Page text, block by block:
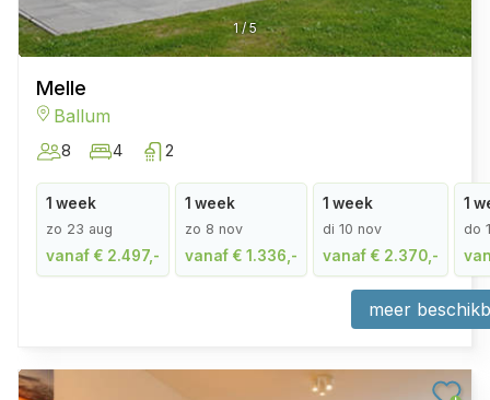
1/5
Melle
Ballum
8 4 2
1 week
zo 23 aug
vanaf € 2.497,-
1 week
zo 8 nov
vanaf € 1.336,-
1 week
di 10 nov
vanaf € 2.370,-
1
do
meer